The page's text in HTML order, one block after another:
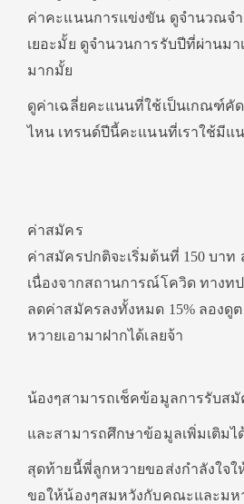
ค่าคะแนนการแข่งขัน ดูจำนวณจ
เยอะมั้ย ดูจำนวนการรับปีที่ผ่านม
มากมั้ย
ดูค่าเฉลี่ยคะแนนที่ใช้เป็นเกณฑ์คัด
ไหน เทรนด์ปีนี้คะแนนที่เราใช้มีแ
ค่าสมัคร
ค่าสมัครปกติจะเริ่มต้นที่ 150 บาท
เนื่องจากสถานการณ์โควิด ทางท
ลดค่าสมัครลงทั้งหมด 15% ลองดู
หวายเอามาฝากได้เลยจ้า
น้องๆสามารถเช็คข้อมูลการรับสมั
และสามารถศึกษาข้อมูลเพิ่มเติมไ
สุดท้ายนี้พี่ลูกหวายขอส่งกำลังใจใ
ขอให้น้องๆสมหวังกับคณะและมห